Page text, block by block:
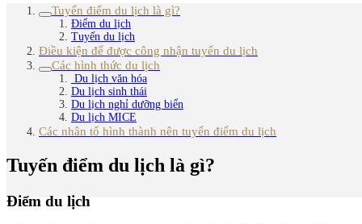
Tuyến điểm du lịch là gì?
Điểm du lịch
Tuyến du lịch
Điều kiện để được công nhận tuyến du lịch
Các hình thức du lịch
Du lịch văn hóa
Du lịch sinh thái
Du lịch nghỉ dưỡng biển
Du lịch MICE
Các nhân tố hình thành nên tuyến điểm du lịch
Tuyến điểm du lịch là gì?
Điểm du lịch